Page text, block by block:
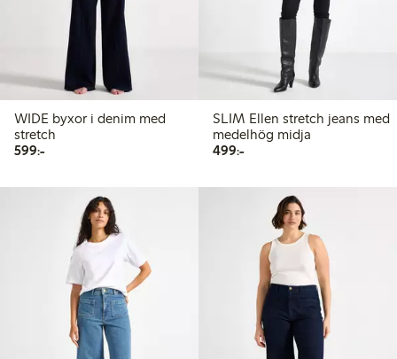
WIDE byxor i denim med
stretch
599:-599,00 kr
SLIM Ellen stretch jeans med
medelhög midja
499:-499,00 kr